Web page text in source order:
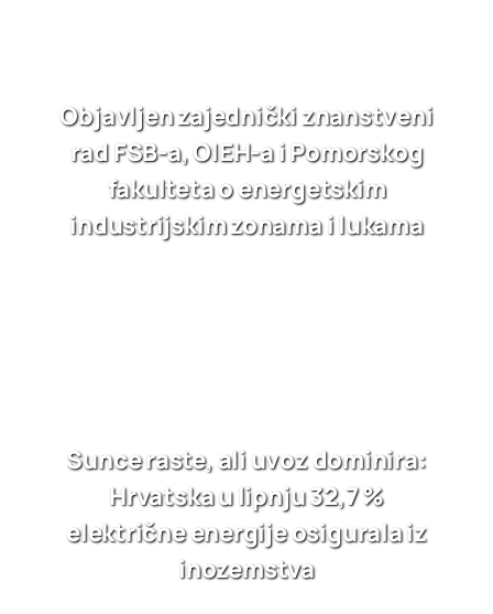
Objavljen zajednički znanstveni
rad FSB-a, OIEH-a i Pomorskog
fakulteta o energetskim
industrijskim zonama i lukama
Sunce raste, ali uvoz dominira:
Hrvatska u lipnju 32,7 %
električne energije osigurala iz
inozemstva